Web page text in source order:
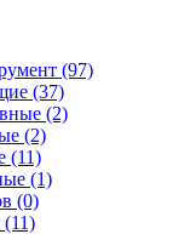
(97)
(37)
(2)
(2)
(11)
(1)
(0)